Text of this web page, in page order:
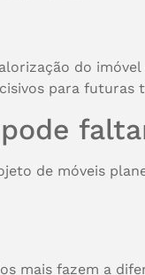
do
para futuras
de móveis
mais fazem a